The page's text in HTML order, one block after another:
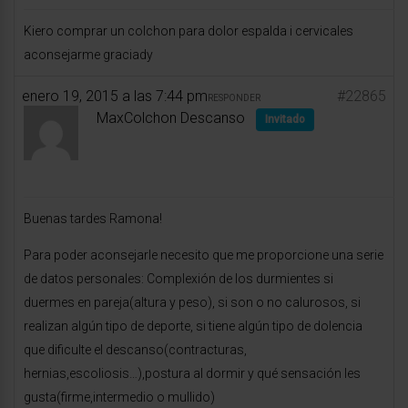
Kiero comprar un colchon para dolor espalda i cervicales
aconsejarme graciady
enero 19, 2015 a las 7:44 pm #22865
RESPONDER
MaxColchon Descanso Invitado
Buenas tardes Ramona!
Para poder aconsejarle necesito que me proporcione una serie
de datos personales: Complexión de los durmientes si
duermes en pareja(altura y peso), si son o no calurosos, si
realizan algún tipo de deporte, si tiene algún tipo de dolencia
que dificulte el descanso(contracturas,
hernias,escoliosis…),postura al dormir y qué sensación les
gusta(firme,intermedio o mullido)